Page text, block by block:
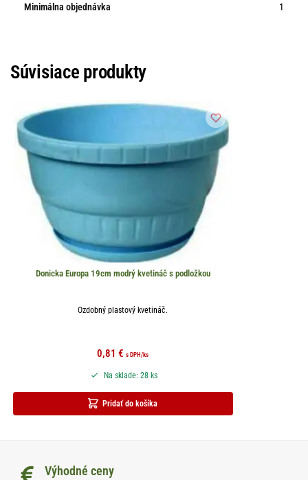
Minimálna objednávka 1
Súvisiace produkty
Donicka Europa 19cm modrý kvetináč s podložkou
Ozdobný plastový kvetináč.
0,81€ s DPH/ks
Pridať do košíka
Na sklade: 28 ks
Výhodné ceny